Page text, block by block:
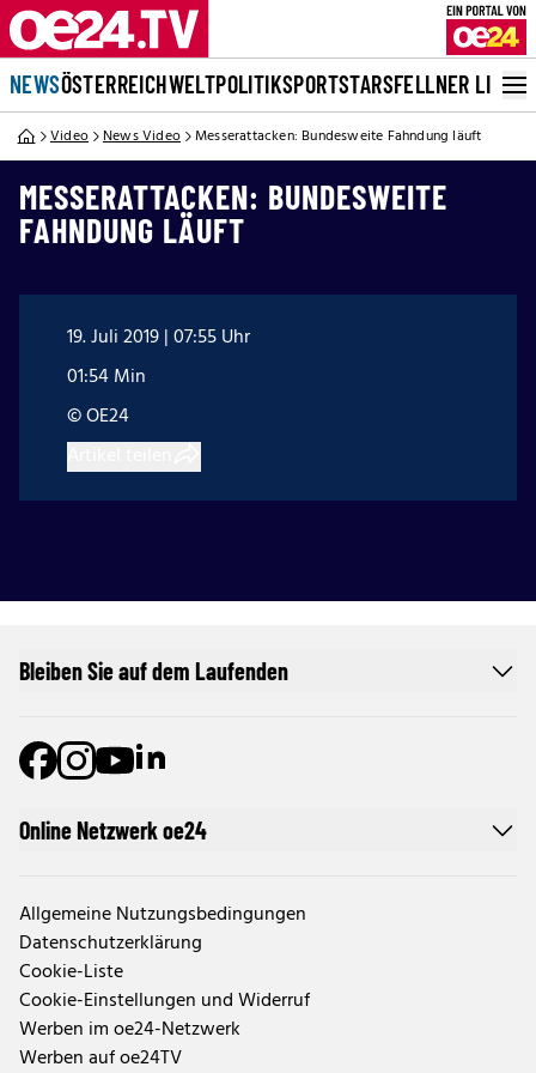
NEWSÖSTERREICHWELTPOLITIKSPORTSTARSFELLNER LIVE
Video News Video Messerattacken: Bundesweite Fahndung läuft
MESSERATTACKEN: BUNDESWEITE
FAHNDUNG LÄUFT
19. Juli 2019 | 07:55 Uhr
01:54 Min
© OE24
Online Netzwerk oe24
Allgemeine Nutzungsbedingungen
Datenschutzerklärung
Cookie-Liste
Cookie-Einstellungen und Widerruf
Werben im oe24-Netzwerk
Werben auf oe24TV
Bleiben Sie auf dem Laufenden